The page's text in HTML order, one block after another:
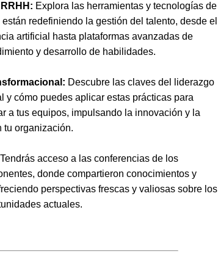
Explora las herramientas y tecnologías de
redefiniendo la gestión del talento, desde el
artificial hasta plataformas avanzadas de
y desarrollo de habilidades.
Descubre las claves del liderazgo
y cómo puedes aplicar estas prácticas para
a tus equipos, impulsando la innovación y la
tu organización.
Tendrás acceso a las conferencias de los
donde compartieron conocimientos y
perspectivas frescas y valiosas sobre los
actuales.